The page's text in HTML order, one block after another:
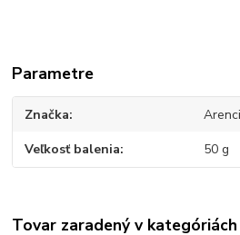
Parametre
Značka
Veľkosť balenia 50 g
Tovar zaradený v kategóriách